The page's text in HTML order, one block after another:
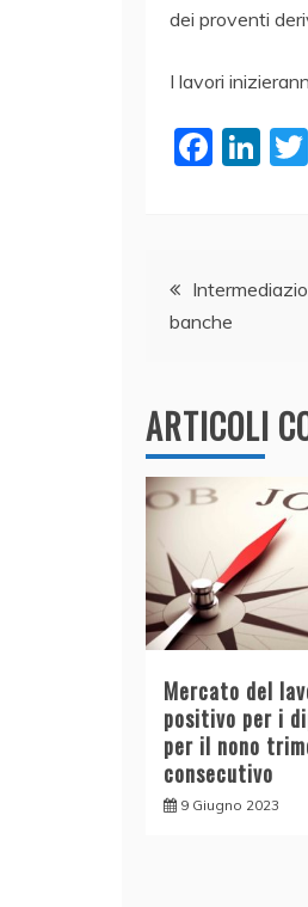
dei proventi
I lavori
F
b
o
k
Li
dI
articoli
banche
ARTICOLI
Mercato del
positivo per i
per il nono
consecutivo
9 Giugno 2023